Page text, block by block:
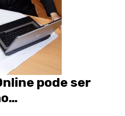
pode ser